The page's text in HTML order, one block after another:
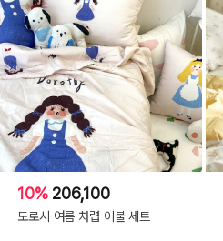
10% 206,100
도로시 여름 차렵 이불 세트